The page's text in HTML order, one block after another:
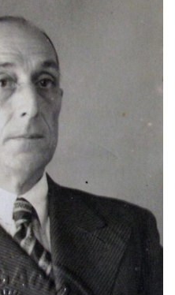
en Talavera de la Reina (1937-
1947 | Buscador
de Tembleque
y Militantes (1934-1939)